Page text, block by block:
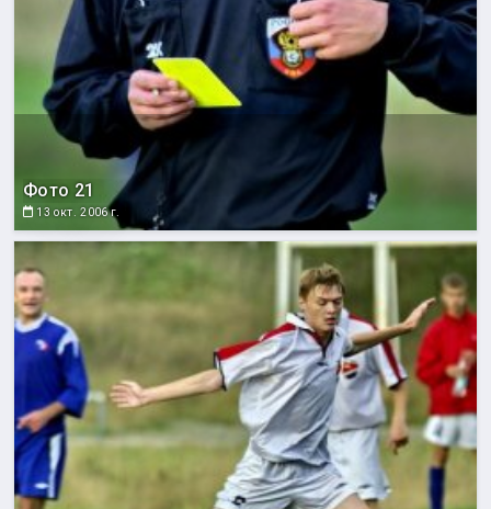
Фото 21
13 окт. 2006 г.